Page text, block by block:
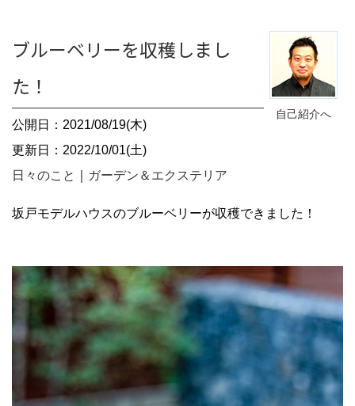
自己紹介へ
ブルーベリーを収穫しまし
た！
公開日：2021/08/19(木)
更新日：2022/10/01(土)
日々のこと
ガーデン＆エクステリア
坂戸モデルハウスのブルーベリーが収穫できました！